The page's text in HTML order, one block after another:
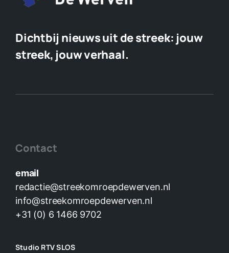
Dichtbij nieuws uit de streek: jouw
streek, jouw verhaal.
Contact
email
redactie@streekomroepdewerven.nl
info@streekomroepdewerven.nl
+31 (0) 6 1466 9702
Studio RTV SLOS